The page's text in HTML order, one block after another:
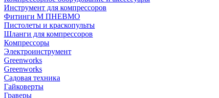
Инструмент для компрессоров
Фитинги М ПНЕВМО
Пистолеты и краскопульты
Шланги для компрессоров
Компрессоры
Электроинструмент
Greenworks
Greenworks
Садовая техника
Гайковерты
Граверы